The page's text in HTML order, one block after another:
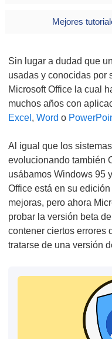
Mejores
Sin lugar a dudad que
usadas y conocidas por
Microsoft Office la cual
muchos años con
Excel , Word o
Al igual que los
evolucionando también
usábamos Windows 95
Office está en su
mejoras, pero ahora
probar la versión beta
contener ciertos errores
tratarse de una versión